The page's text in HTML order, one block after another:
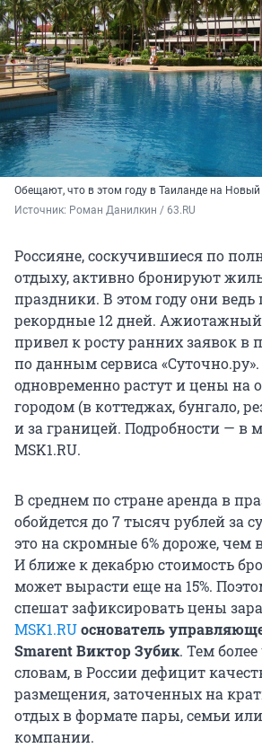
Обещают, что в этом году в Таиланде на Новый
Источник: Роман Данилкин / 63.RU
Россияне, соскучившиеся по
отдыху, активно бронируют
праздники. В этом году они ведь
рекордные 12 дней.
привел к росту ранних заявок в
по данным сервиса
одновременно растут и цены на
городом (в коттеджах, бунгало,
и за границей. Подробности — в
MSK1.RU.
В среднем по стране аренда в
обойдется до7 тысяч рублей за
это на скромные 6% дороже, чем
И ближе к декабрю стоимость
может вырасти еще на 15%.
спешат зафиксировать цены
MSK1.RUоснователь
Smarent Виктор Зубик. Тем более
словам, в России дефицит
размещения, заточенных на
отдых в формате пары, семьи
компании.